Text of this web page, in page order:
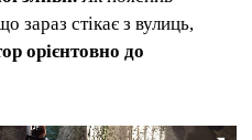
зараз стікає з вулиць,
орієнтовно до